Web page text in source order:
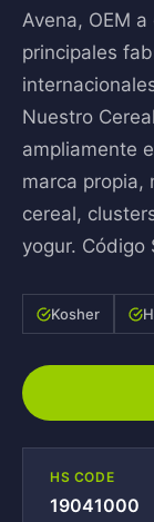
Avena, OEM
principales
Nuestro
ampliamente
marca propia,
cereal,
yogur. Código
Kosher
HS CODE
19041000